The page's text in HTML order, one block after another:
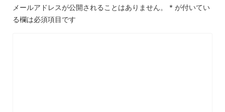
メールアドレスが公開されることはありません。 * が付いてい
る欄は必須項目です